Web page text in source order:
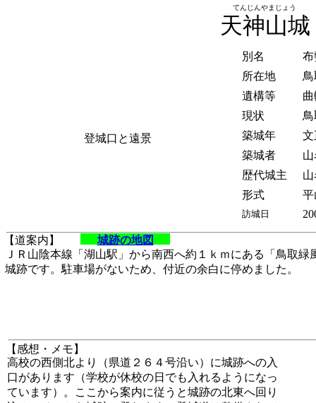
城跡の地図
天神山城
登城口と遠景
別名
布
所在地
遺構等
現状
築城年
文
築城者
歴代城主
形式
平
訪城日
高校の西側北より（県道２６４号沿い）に城跡への入
口があります（学校が休校の日でも入れるようになっ
ています）。ここから案内に従うと城跡の北東へ回り
【感想・メモ】
【道案内】
てんじんやまじょう
ＪＲ山陰本線「湖山駅」から南西へ約１ｋｍにある「鳥取緑
城跡です。駐車場がないため、付近の余白に停めました。